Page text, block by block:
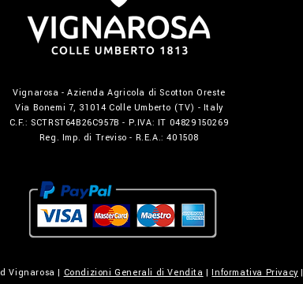
Vignarosa - Azienda Agricola di Scotton Oreste
Via Bonemi 7, 31014 Colle Umberto (TV) - Italy
C.F.: SCTRST64B26C957B - P.IVA: IT 04829150269
Reg. Imp. di Treviso - R.E.A.: 401508
Vignarosa | Condizioni Generali di Vendita |Informativa Privacy|